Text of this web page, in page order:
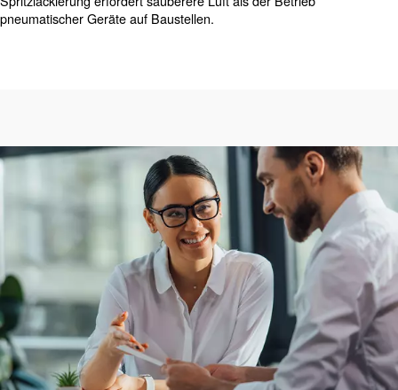
Saubere Luft für
Mikroorganismen und Partikel enthalten. Um saubere
ist es daher unbedingt notwendig, ein geeignetes
Trocknungssystem zu ergänzen.
Einige moderne Schraubenkompressoren sind mit
Lufttrocknern ausgestattet. Die Luftaufbereitung ist
sowohl Ihre Geräte als auch Ihre Reputation schützt.
keine verschmutzte Luft verwenden, wenn Sie
erbringen. Das hängt natürlich von der Art der
Spritzlackierung erfordert sauberere Luft als der Betrieb
pneumatischer Geräte auf Baustellen.